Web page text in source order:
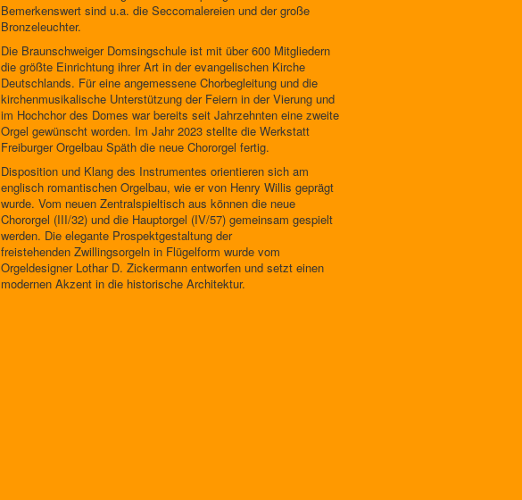
Bemerkenswert sind u.a. die Seccomalereien und der große
Bronzeleuchter.
Die Braunschweiger Domsingschule ist mit über 600 Mitgliedern
die größte Einrichtung ihrer Art in der evangelischen Kirche
Deutschlands. Für eine angemessene Chorbegleitung und die
kirchenmusikalische Unterstützung der Feiern in der Vierung und
im Hochchor des Domes war bereits seit Jahrzehnten eine zweite
Orgel gewünscht worden. Im Jahr 2023 stellte die Werkstatt
Freiburger Orgelbau Späth die neue Chororgel fertig.
Disposition und Klang des Instrumentes orientieren sich am
englisch romantischen Orgelbau, wie er von Henry Willis geprägt
wurde. Vom neuen Zentralspieltisch aus können die neue
Chororgel (III/32) und die Hauptorgel (IV/57) gemeinsam gespielt
werden. Die elegante Prospektgestaltung der
freistehenden Zwillingsorgeln in Flügelform wurde vom
Orgeldesigner Lothar D. Zickermann entworfen und setzt einen
modernen Akzent in die historische Architektur.